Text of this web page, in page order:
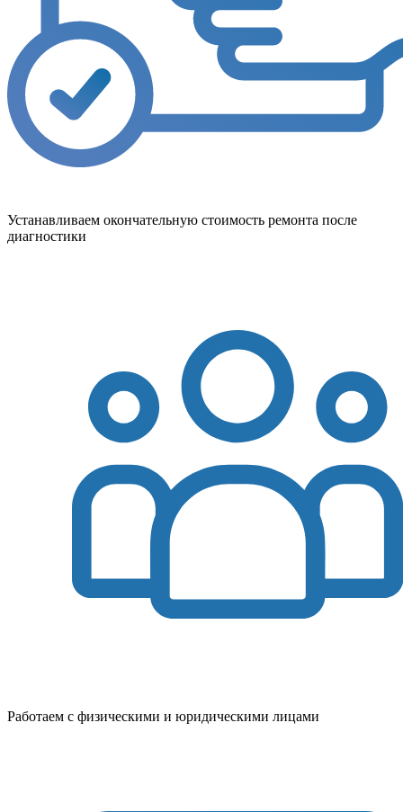
Устанавливаем окончательную стоимость ремонта после
диагностики
Работаем с физическими и юридическими лицами